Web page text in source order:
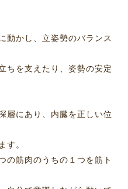
動かし、立姿勢のバランス
ちを支えたり、姿勢の安定
層にあり、内臓を正しい位
す。
の筋肉のうちの１つを筋ト